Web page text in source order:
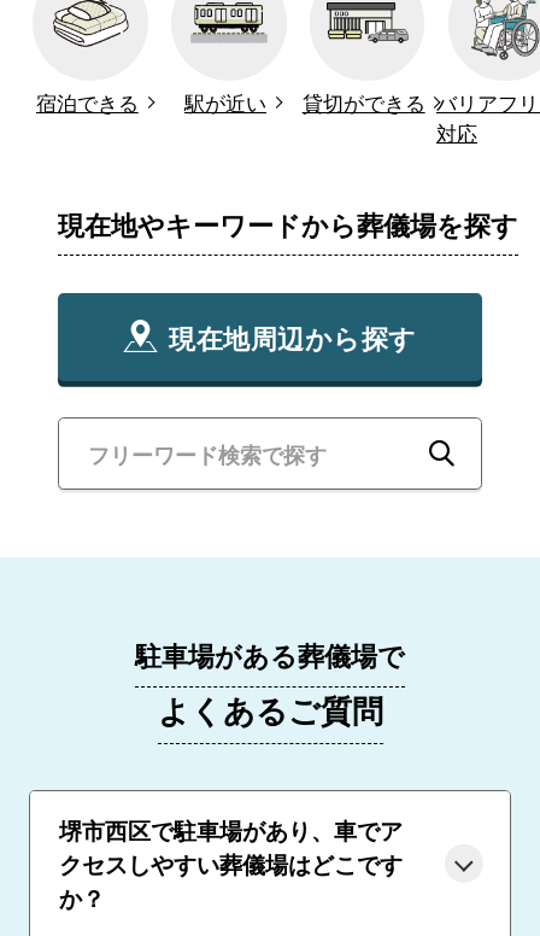
宿泊できる 駅が近い 貸切ができる バリアフ
対応
現在地やキーワードから葬儀場を探す
現在地周辺から探す
駐車場がある葬儀場で
よくあるご質問
堺市西区で駐車場があり、車でア
クセスしやすい葬儀場はどこです
か？